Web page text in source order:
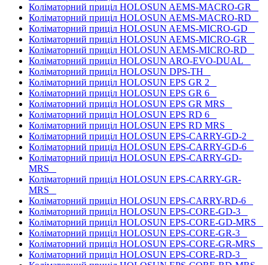
Коліматорний приціл HOLOSUN AEMS-MACRO-GR
Коліматорний приціл HOLOSUN AEMS-MACRO-RD
Коліматорний приціл HOLOSUN AEMS-MICRO-GD
Коліматорний приціл HOLOSUN AEMS-MICRO-GR
Коліматорний приціл HOLOSUN AEMS-MICRO-RD
Коліматорний приціл HOLOSUN ARO-EVO-DUAL
Коліматорний приціл HOLOSUN DPS-TH
Коліматорний приціл HOLOSUN EPS GR 2
Коліматорний приціл HOLOSUN EPS GR 6
Коліматорний приціл HOLOSUN EPS GR MRS
Коліматорний приціл HOLOSUN EPS RD 6
Коліматорний приціл HOLOSUN EPS RD MRS
Коліматорний приціл HOLOSUN EPS-CARRY-GD-2
Коліматорний приціл HOLOSUN EPS-CARRY-GD-6
Коліматорний приціл HOLOSUN EPS-CARRY-GD-
MRS
Коліматорний приціл HOLOSUN EPS-CARRY-GR-
MRS
Коліматорний приціл HOLOSUN EPS-CARRY-RD-6
Коліматорний приціл HOLOSUN EPS-CORE-GD-3
Коліматорний приціл HOLOSUN EPS-CORE-GD-MRS
Коліматорний приціл HOLOSUN EPS-CORE-GR-3
Коліматорний приціл HOLOSUN EPS-CORE-GR-MRS
Коліматорний приціл HOLOSUN EPS-CORE-RD-3